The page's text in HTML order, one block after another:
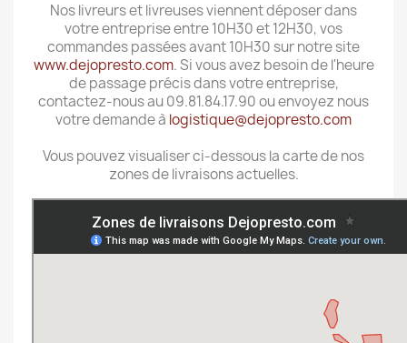
Nos livreurs et livreuses viennent déposer dans
votre entreprise entre 10H30 et 12H30, vos
commandes passées avant 10H30 sur notre site
www.dejopresto.com. Si vous avez besoin de l'heure
de passage précis dans votre entreprise,
contactez-nous au 09.81.84.17.90 ou envoyez nous
votre demande à logistique@dejopresto.com
Vous pouvez visualiser ci-dessous la carte de nos
zones de livraisons actuelles.